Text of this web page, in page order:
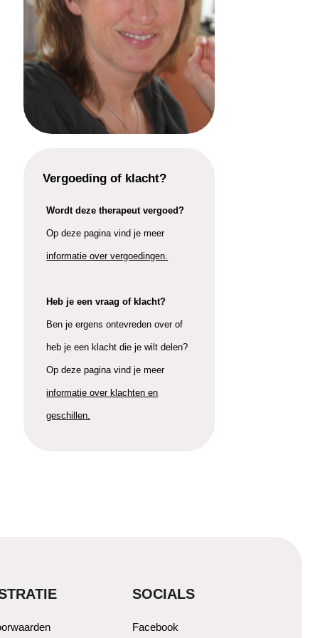
Vergoeding of klacht?
Wordt deze therapeut vergoed?
Op deze pagina vind je meer
informatie over vergoedingen.
Heb je een vraag of klacht?
Ben je ergens ontevreden over of
heb je een klacht die je wilt delen?
Op deze pagina vind je meer
informatie over klachten en
geschillen.
SOCIALS
Facebook